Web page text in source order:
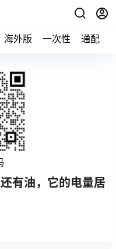
海外版 一次性 通配
有油，它的电量居